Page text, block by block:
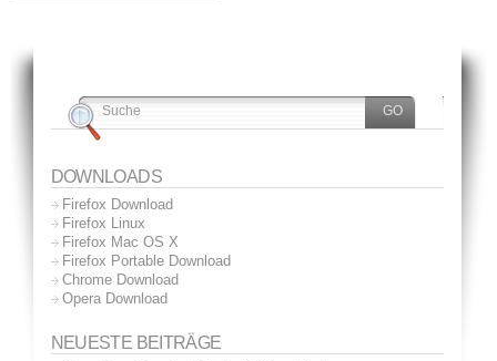
DOWNLOADS
Firefox Download
Firefox Linux
Firefox Mac OS X
Firefox Portable Download
Chrome Download
Opera Download
NEUESTE BEITRÄGE